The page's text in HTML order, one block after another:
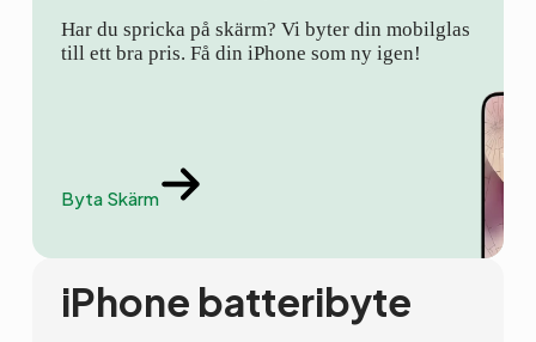
Har du spricka på skärm? Vi byter din mobilglas
till ett bra pris. Få din iPhone som ny igen!
Byta Skärm
iPhone batteribyte